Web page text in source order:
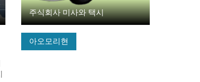
아오모리현
주식회사 미사와 택시